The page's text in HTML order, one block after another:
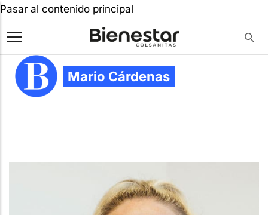
Pasar al contenido principal
Mario Cárdenas